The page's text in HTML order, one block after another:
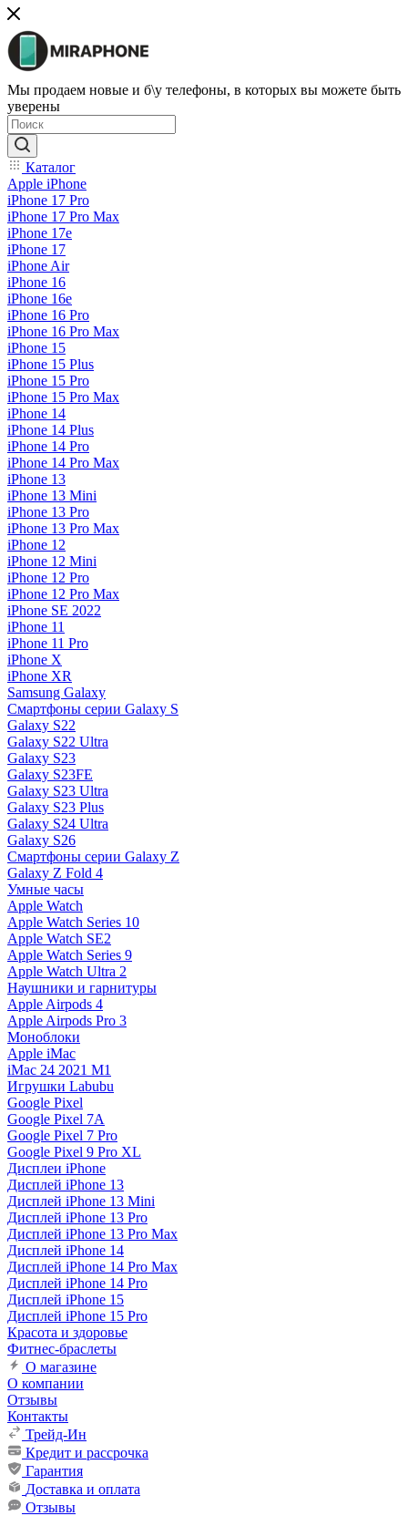
Мы продаем новые и б\у телефоны, в которых вы можете быть
уверены
Каталог
Apple iPhone
iPhone 17 Pro
iPhone 17 Pro Max
iPhone 17e
iPhone 17
iPhone Air
iPhone 16
iPhone 16e
iPhone 16 Pro
iPhone 16 Pro Max
iPhone 15
iPhone 15 Plus
iPhone 15 Pro
iPhone 15 Pro Max
iPhone 14
iPhone 14 Plus
iPhone 14 Pro
iPhone 14 Pro Max
iPhone 13
iPhone 13 Mini
iPhone 13 Pro
iPhone 13 Pro Max
iPhone 12
iPhone 12 Mini
iPhone 12 Pro
iPhone 12 Pro Max
iPhone SE 2022
iPhone 11
iPhone 11 Pro
iPhone X
iPhone XR
Samsung Galaxy
Смартфоны серии Galaxy S
Galaxy S22
Galaxy S22 Ultra
Galaxy S23
Galaxy S23FE
Galaxy S23 Ultra
Galaxy S23 Plus
Galaxy S24 Ultra
Galaxy S26
Смартфоны серии Galaxy Z
Galaxy Z Fold 4
Умные часы
Apple Watch
Apple Watch Series 10
Apple Watch SE2
Apple Watch Series 9
Apple Watch Ultra 2
Наушники и гарнитуры
Apple Airpods 4
Apple Airpods Pro 3
Моноблоки
Apple iMac
iMac 24 2021 M1
Игрушки Labubu
Google Pixel
Google Pixel 7А
Google Pixel 7 Pro
Google Pixel 9 Pro XL
Дисплеи iPhone
Дисплей iPhone 13
Дисплей iPhone 13 Mini
Дисплей iPhone 13 Pro
Дисплей iPhone 13 Pro Max
Дисплей iPhone 14
Дисплей iPhone 14 Pro Max
Дисплей iPhone 14 Pro
Дисплей iPhone 15
Дисплей iPhone 15 Pro
Красота и здоровье
Фитнес-браслеты
О магазине
О компании
Отзывы
Контакты
Трейд-Ин
Кредит и рассрочка
Гарантия
Доставка и оплата
Отзывы